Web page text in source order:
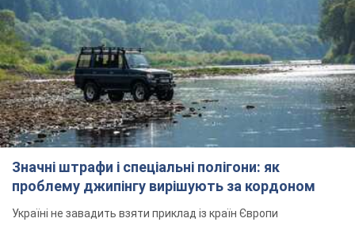
Значні штрафи і спеціальні полігони: як
проблему джипінгу вирішують за кордоном
Україні не завадить взяти приклад із країн Європи